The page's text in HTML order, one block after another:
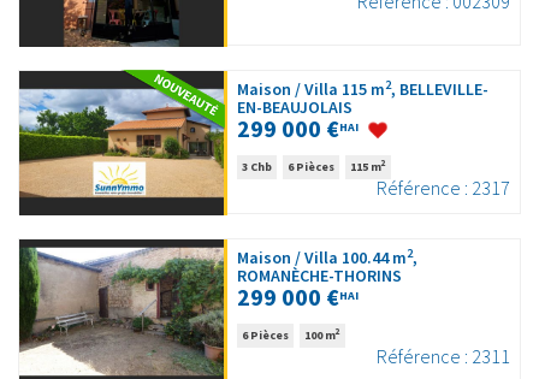
Maison / Villa 115 m2, BELLEVILLE-
EN-BEAUJOLAIS
299 000 €HAI
3 Chb 6 Pièces 115 m2
Référence : 2317
Maison / Villa 100.44 m2,
ROMANÈCHE-THORINS
299 000 €HAI
6 Pièces 100 m2
Référence : 2311